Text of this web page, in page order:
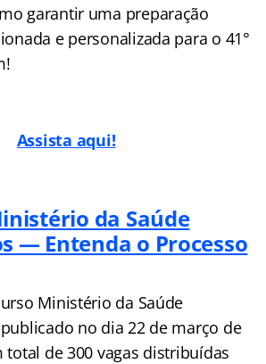
garantir uma preparação
e personalizada para o 41°
Assista aqui!
da Saúde
— Entenda o Processo
Ministério da Saúde
no dia 22 de março de
total de 300 vagas distribuídas